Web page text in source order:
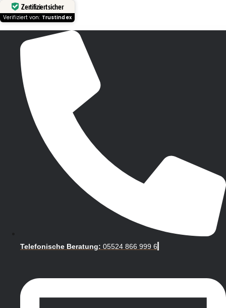
Zertifiziert sicher
Verifiziert von: Trustindex
Telefonische Beratung: 05524 866 999 6